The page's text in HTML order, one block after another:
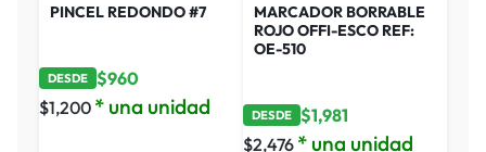
PINCEL REDONDO #7
DESDE $960
$1,200 * una unidad
MARCADOR BORRABLE
ROJO OFFI-ESCO REF:
OE-510
DESDE $1,981
$2,476 * una unidad